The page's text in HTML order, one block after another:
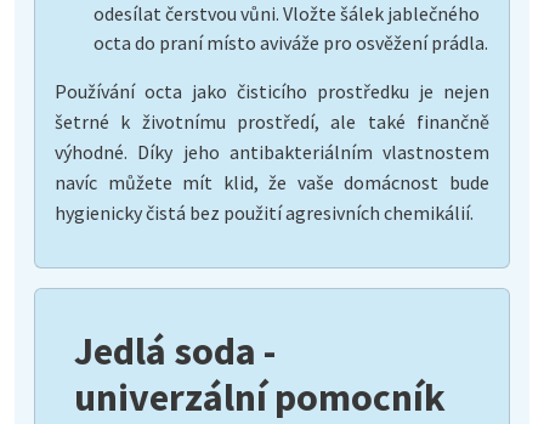
odesílat čerstvou vůni. Vložte šálek jablečného
octa do praní místo aviváže pro osvěžení prádla.
Používání octa jako čisticího prostředku je nejen
šetrné k životnímu prostředí, ale také finančně
výhodné. Díky jeho antibakteriálním vlastnostem
navíc můžete mít klid, že vaše domácnost bude
hygienicky čistá bez použití agresivních chemikálií.
Jedlá soda -
univerzální pomocník